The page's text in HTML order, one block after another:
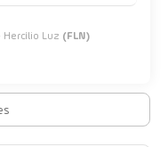
Luz (FLN)